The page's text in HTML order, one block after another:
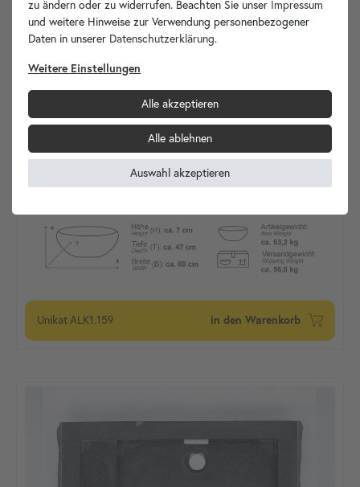
UnikatALK1.159 in den Warenkorb
zu ändern oder zu widerrufen. Beachten Sie unser Impressum
und weitere Hinweise zur Verwendung personenbezogener
Daten in unserer Daten­schutz­erklärung.
Weitere Einstellungen
Alle akzeptieren
Alle ablehnen
Auswahl akzeptieren